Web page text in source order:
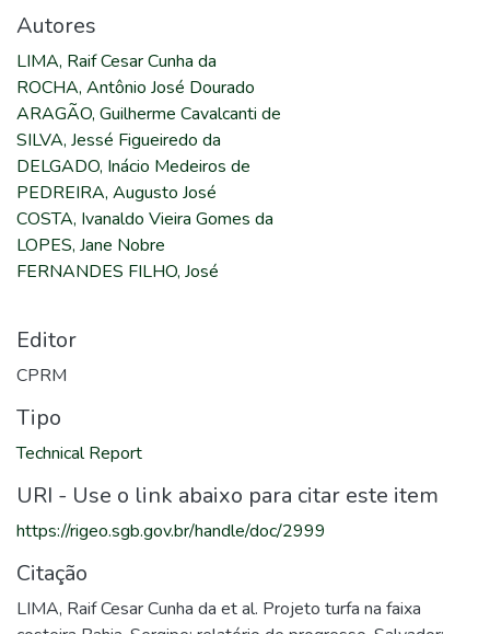
Autores
LIMA, Raif Cesar Cunha da
ROCHA, Antônio José Dourado
ARAGÃO, Guilherme Cavalcanti de
SILVA, Jessé Figueiredo da
DELGADO, Inácio Medeiros de
PEDREIRA, Augusto José
COSTA, Ivanaldo Vieira Gomes da
LOPES, Jane Nobre
FERNANDES FILHO, José
Editor
CPRM
Tipo
Technical Report
URI - Use o link abaixo para citar este item
https://rigeo.sgb.gov.br/handle/doc/2999
Citação
LIMA, Raif Cesar Cunha da et al. Projeto turfa na faixa